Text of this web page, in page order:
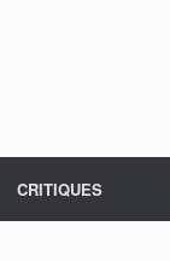
CRITIQUES